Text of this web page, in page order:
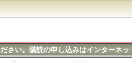
さい。購読の申し込みはインターネッ